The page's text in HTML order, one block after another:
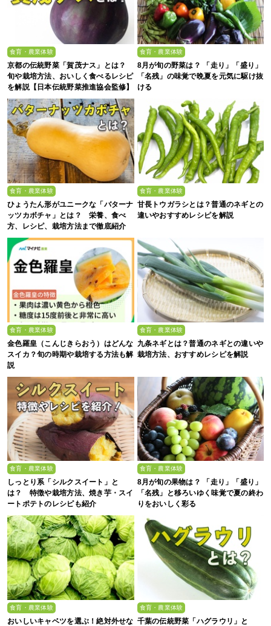
食育・農業体験
京都の伝統野菜「賀茂ナス」とは？
旬や栽培方法、おいしく食べるレシピ
を解説【日本伝統野菜推進協会監修】
食育・農業体験
8月が旬の野菜は？ 「走り」「盛り」
「名残」の味覚で晩夏を元気に駆け抜
ける
食育・農業体験
ひょうたん形がユニークな「バターナ
ッツカボチャ」とは？ 栄養、食べ
方、レシピ、栽培方法まで徹底紹介
食育・農業体験
甘長トウガラシとは？普通のネギとの
違いやおすすめレシピを解説
食育・農業体験
金色羅皇（こんじきらおう）はどんな
スイカ？旬の時期や栽培する方法も解
説
食育・農業体験
九条ネギとは？普通のネギとの違いや
栽培方法、おすすめレシピを解説
食育・農業体験
しっとり系「シルクスイート」と
は？ 特徴や栽培方法、焼き芋・スイ
ートポテトのレシピも紹介
食育・農業体験
8月が旬の果物は？ 「走り」「盛り」
「名残」と移ろいゆく味覚で夏の終わ
りをおいしく彩る
食育・農業体験
おいしいキャベツを選ぶ！絶対外せな
食育・農業体験
千葉の伝統野菜「ハグラウリ」と